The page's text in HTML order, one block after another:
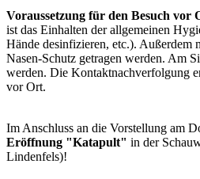
Voraussetzung für den Besuch vor
ist das Einhalten der allgemeinen
Hände desinfizieren, etc.). Außerdem
Nasen-Schutz getragen werden. Am
werden. Die Kontaktnachverfolgung
vor Ort.
Im Anschluss an die Vorstellung am
Eröffnung "Katapult" in der
Lindenfels)!